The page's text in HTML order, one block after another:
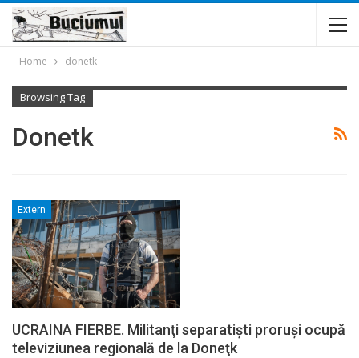
Home donetk
Browsing Tag
Donetk
Extern
UCRAINA FIERBE. Militanţi separatişti proruşi ocupă
televiziunea regională de la Doneţk